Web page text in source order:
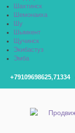
Шахтинск
Шемонаиха
Шу
Шымкент
Щучинск
Экибастуз
Эмба
+79109698625,71334